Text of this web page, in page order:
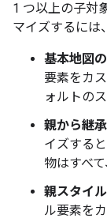
1 つ以上の子対
マイズするには
基本地図
要素をカ
ォルトの
親から継
イズする
物はすべ
親スタイ
ル要素を